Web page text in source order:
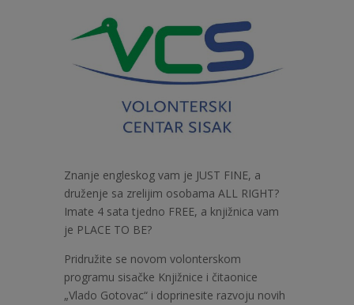
Znanje engleskog vam je JUST FINE, a
druženje sa zrelijim osobama ALL RIGHT?
Imate 4 sata tjedno FREE, a knjižnica vam
je PLACE TO BE?
Pridružite se novom volonterskom
programu sisačke Knjižnice i čitaonice
„Vlado Gotovac“ i doprinesite razvoju novih